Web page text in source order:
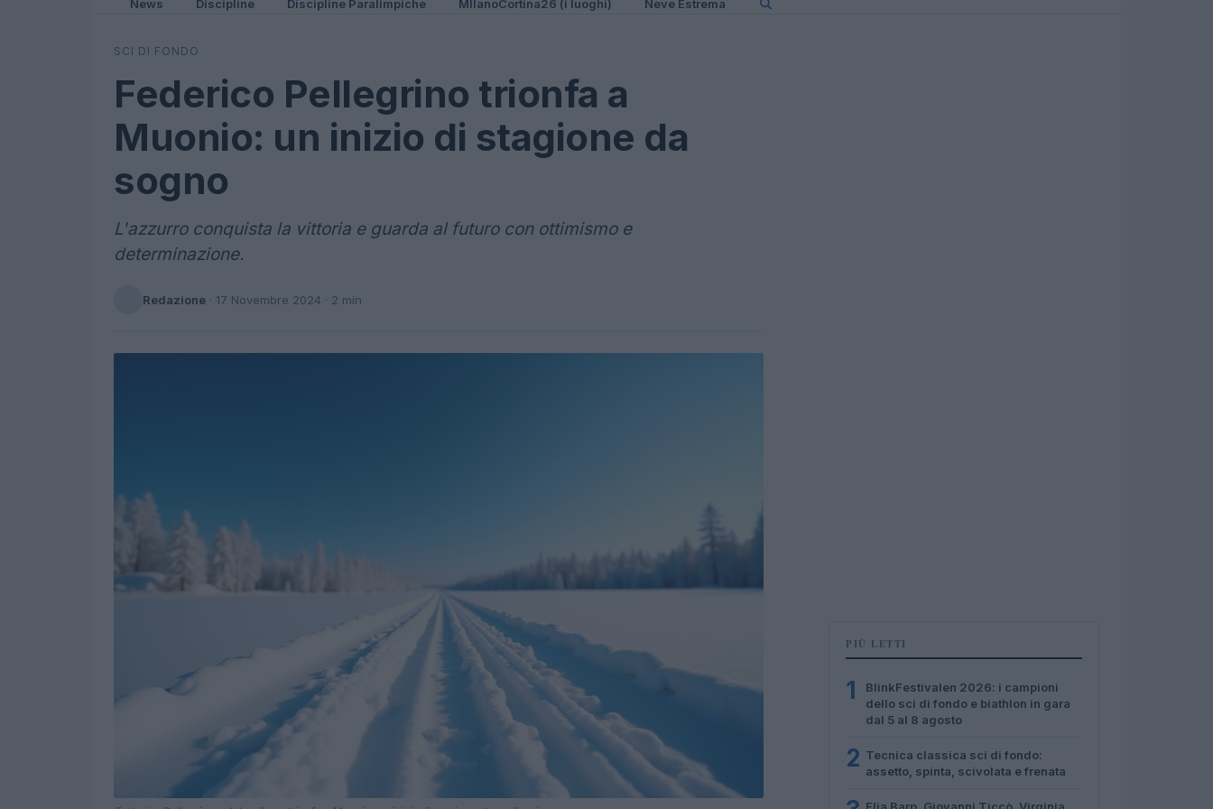
News Discipline Discipline Paralimpiche MIlanoCortina26 (i luoghi) Neve Estrema
SCI DI FONDO
Federico Pellegrino trionfa a
Muonio: un inizio di stagione da
sogno
L'azzurro conquista la vittoria e guarda al futuro con ottimismo e
determinazione.
Redazione · 17 Novembre 2024 · 2 min
PIÙ LETTI
1
BlinkFestivalen 2026: i campioni
dello sci di fondo e biathlon in gara
dal 5 al 8 agosto
2 Tecnica classica sci di fondo:
assetto, spinta, scivolata e frenata